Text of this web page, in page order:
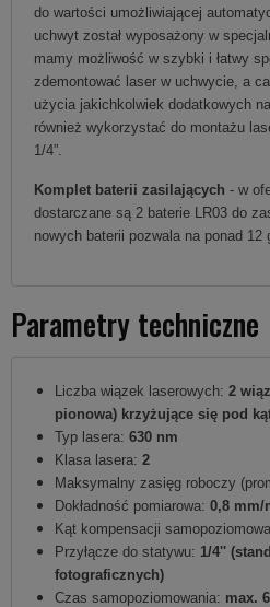
do wartości umożliwiającej
uchwyt został wyposażony w
mamy możliwość w szybki i łatwy
zdemontować laser w uchwycie, a
użycia jakichkolwiek dodatkowych
również wykorzystać do montażu
1/4”.
Komplet baterii zasilających - w
dostarczane są 2 baterie LR03 do
nowych baterii pozwala na ponad 12
Parametry techniczne
Liczba wiązek laserowych: 2
pionowa) krzyżujące się pod
Typ lasera: 630 nm
Klasa lasera: 2
Maksymalny zasięg roboczy
Dokładność pomiarowa: 0,8 mm/
Kąt kompensacji
Przyłącze do statywu: 1/4''
fotograficznych)
Czas samopoziomowania: max.